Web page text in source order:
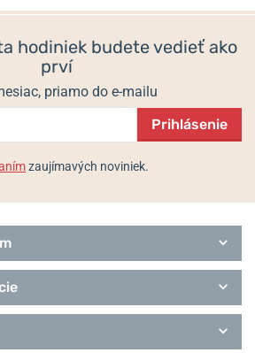
280 €
hodiniek budete vedieť ako
prví
priamo do e-mailu
Prihlásenie
zaujímavých noviniek.